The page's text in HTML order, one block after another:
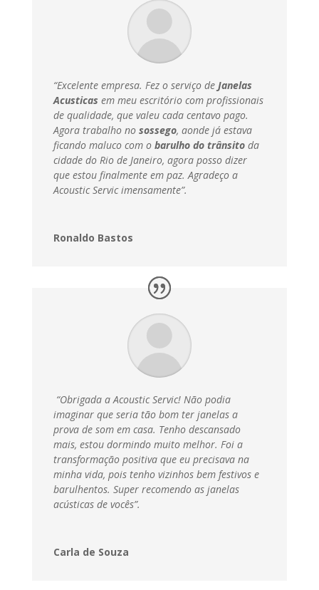
“Excelente empresa. Fez o serviço de Janelas
Acusticas em meu escritório com profissionais
de qualidade, que valeu cada centavo pago.
Agora trabalho no sossego, aonde já estava
ficando maluco com o barulho do trânsitoda
cidade do Rio de Janeiro, agora posso dizer
que estou finalmente em paz.Agradeço a
Acoustic Servic imensamente”.
Ronaldo Bastos
“Obrigada a Acoustic Servic! Não podia
imaginar que seria tão bom ter janelas a
prova de som em casa. Tenho descansado
mais, estou dormindo muito melhor. Foi a
transformação positiva que eu precisava na
minha vida, pois tenho vizinhos bem festivos e
barulhentos. Super recomendo as janelas
acústicas de vocês”.
Carla de Souza